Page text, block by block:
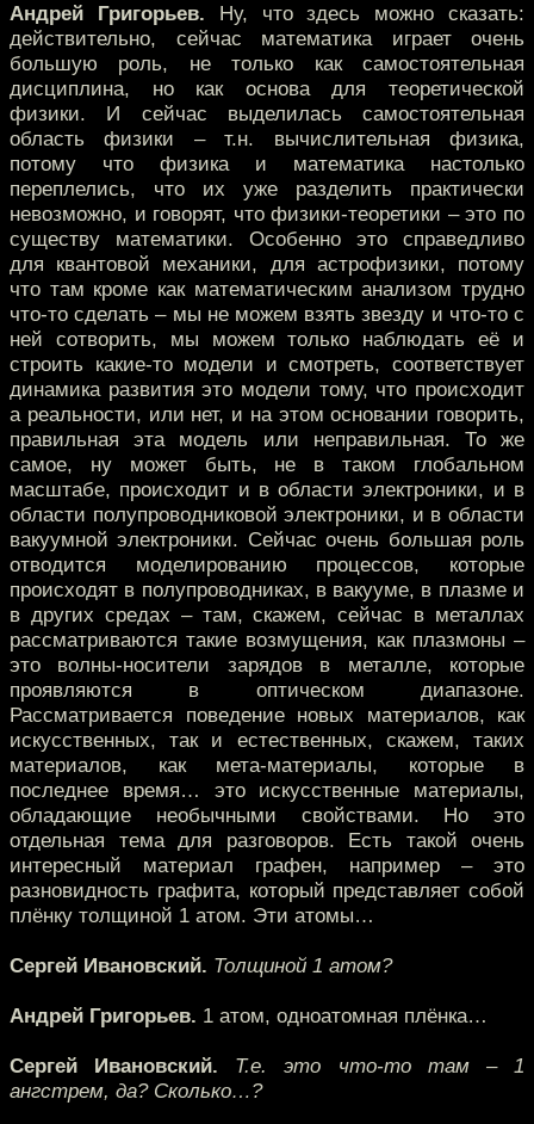
Андрей Григорьев. Ну, что здесь можно сказать:
действительно, сейчас математика играет очень
большую роль, не только как самостоятельная
дисциплина, но как основа для теоретической
физики. И сейчас выделилась самостоятельная
область физики – т.н. вычислительная физика,
потому что физика и математика настолько
переплелись, что их уже разделить практически
невозможно, и говорят, что физики-теоретики – это по
существу математики. Особенно это справедливо
для квантовой механики, для астрофизики, потому
что там кроме как математическим анализом трудно
что-то сделать – мы не можем взять звезду и что-то с
ней сотворить, мы можем только наблюдать её и
строить какие-то модели и смотреть, соответствует
динамика развития это модели тому, что происходит
а реальности, или нет, и на этом основании говорить,
правильная эта модель или неправильная. То же
самое, ну может быть, не в таком глобальном
масштабе, происходит и в области электроники, и в
области полупроводниковой электроники, и в области
вакуумной электроники. Сейчас очень большая роль
отводится моделированию процессов, которые
происходят в полупроводниках, в вакууме, в плазме и
в других средах – там, скажем, сейчас в металлах
рассматриваются такие возмущения, как плазмоны –
это волны-носители зарядов в металле, которые
проявляются в оптическом диапазоне.
Рассматривается поведение новых материалов, как
искусственных, так и естественных, скажем, таких
материалов, как мета-материалы, которые в
последнее время… это искусственные материалы,
обладающие необычными свойствами. Но это
отдельная тема для разговоров. Есть такой очень
интересный материал графен, например – это
разновидность графита, который представляет собой
плёнку толщиной 1 атом. Эти атомы…
Сергей Ивановский. Толщиной 1 атом?
Андрей Григорьев. 1 атом, одноатомная плёнка…
Сергей Ивановский. Т.е. это что-то там – 1
ангстрем, да? Сколько…?